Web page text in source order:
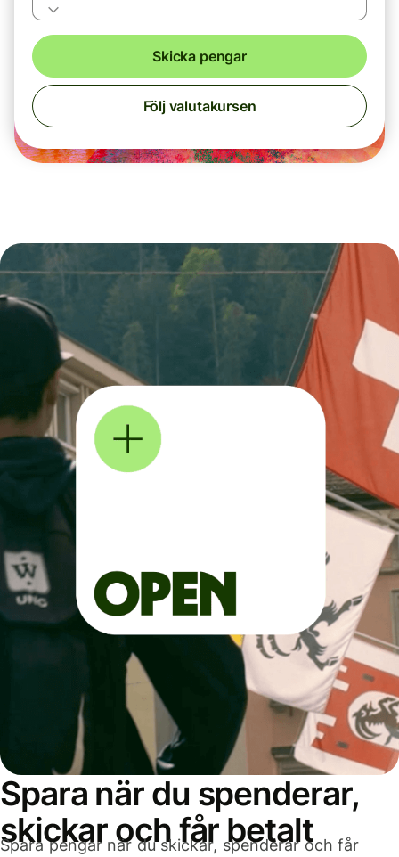
Skicka pengar
Följ valutakursen
Spara när du spenderar,
skickar och får betalt
Spara pengar när du skickar, spenderar och får